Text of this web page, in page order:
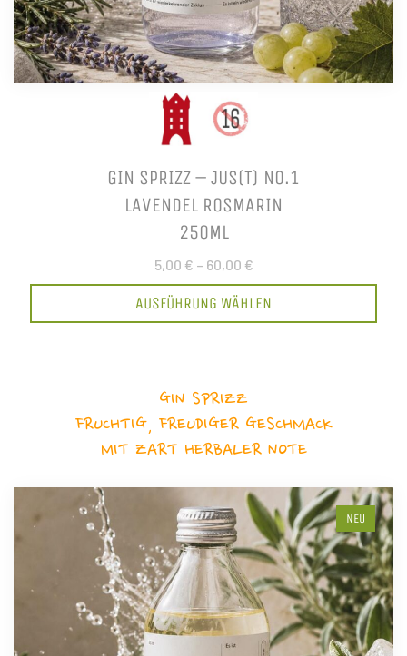
GIN SPRIZZ – JUS(T) NO.1
LAVENDEL ROSMARIN
250ML
5,00 € – 60,00 €
AUSFÜHRUNG WÄHLEN
GIN SPRIZZ
FRUCHTIG, FREUDIGER GESCHMACK
MIT ZART HERBALER NOTE
NEU